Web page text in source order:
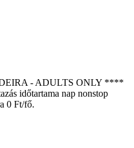
- ADULTS ONLY ****
időtartama nap nonstop
0 Ft/fő.